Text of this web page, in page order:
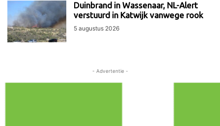
Duinbrand in Wassenaar, NL-Alert
verstuurd in Katwijk vanwege rook
5 augustus 2026
- Advertentie -